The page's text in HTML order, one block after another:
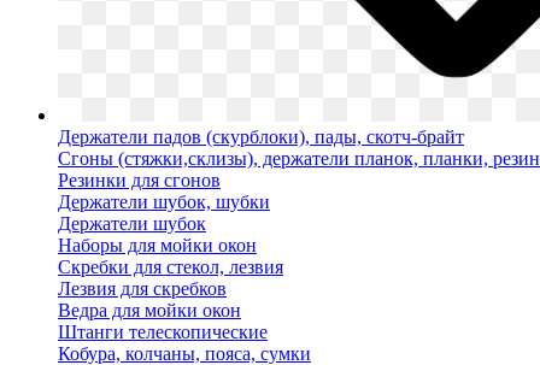
Держатели падов (скурблоки), пады, скотч-брайт
Сгоны (стяжки,склизы), держатели планок, планки,
Резинки для сгонов
Держатели шубок, шубки
Держатели шубок
Наборы для мойки окон
Скребки для стекол, лезвия
Лезвия для скребков
Ведра для мойки окон
Штанги телескопические
Кобура, колчаны, пояса, сумки